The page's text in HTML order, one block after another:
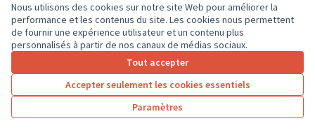
Nous utilisons des cookies sur notre site Web pour améliorer la
performance et les contenus du site. Les cookies nous permettent
de fournir une expérience utilisateur et un contenu plus
personnalisés à partir de nos canaux de médias sociaux.
Tout accepter
Accepter seulement les cookies essentiels
Paramètres
Création d'espaces ombragés et
zones de jeux détentes dans la cour
Soumis